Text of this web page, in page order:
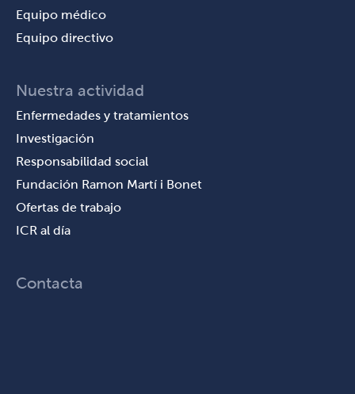
Equipo médico
Equipo directivo
Nuestra actividad
Enfermedades y tratamientos
Investigación
Responsabilidad social
Fundación Ramon Martí i Bonet
Ofertas de trabajo
ICR al día
Contacta